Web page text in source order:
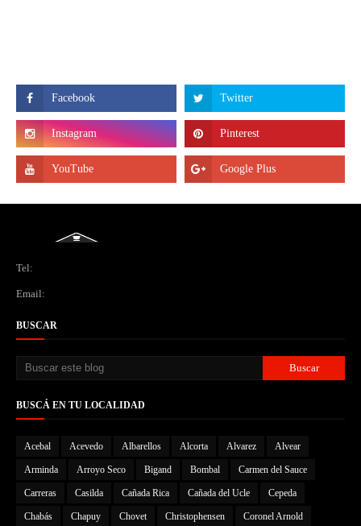
Tel:
Email:
BUSCAR
BUSCÁ EN TU LOCALIDAD
Acebal Acevedo Albarellos Alcorta Alvarez Alvear
Arminda Arroyo Seco Bigand Bombal Carmen del Sauce
Carreras Casilda Cañada Rica Cañada del Ucle Cepeda
Chabás Chapuy Chovet Christophensen Coronel Arnold